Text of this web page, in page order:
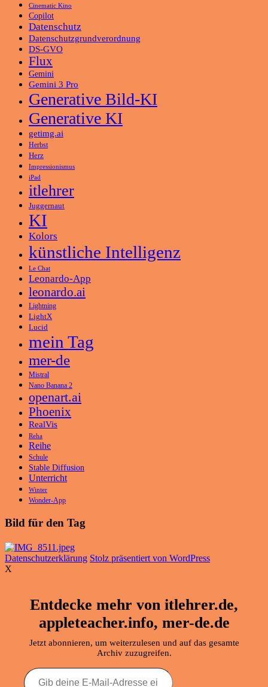
Cinematic Kino
Copilot
Datenschutz
Datenschutzgrundverordnung
DS-GVO
Flux
Gemini
Gemini 3 Pro
Generative Bild-KI
Generative KI
getimg.ai
Herbst
Herz
Impressionismus
iPad
itlehrer
Juggernaut
KI
Kolors
künstliche Intelligenz
Le Chat
Leonardo-App
leonardo.ai
Lightning
LightX
Lucid
mein Tag
mer-de
Mistral
Nano Banana 2
openart.ai
Phoenix
RealVis
Reha
Reihe
Schule
Stable Diffusion
Unterricht
Winter
Wonder-App
Bild für den Tag
Datenschutzerklärung Stolz präsentiert von WordPress
X
Entdecke mehr von itlehrer.de,
appleteacher.info, mer-de.de
Jetzt abonnieren, um weiterzulesen und auf das gesamte
Archiv zuzugreifen.
Gib
deine